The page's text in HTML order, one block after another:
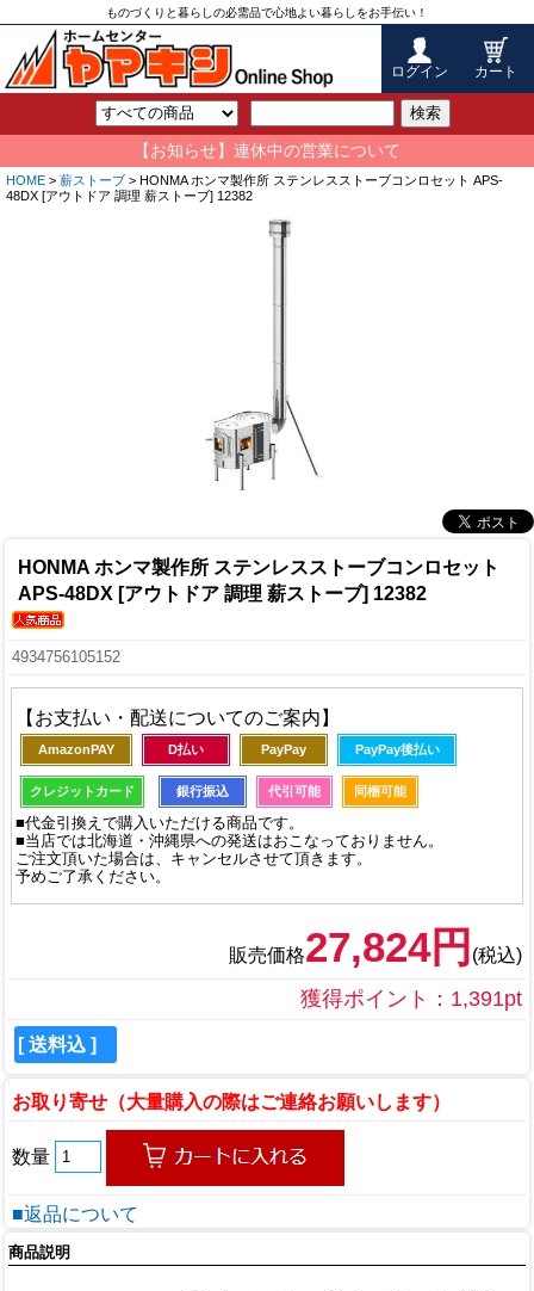
ものづくりと暮らしの必需品で心地よい暮らしをお手伝い！
ログイン カート
検索
【お知らせ】連休中の営業について
HOME > 薪ストーブ > HONMA ホンマ製作所 ステンレスストーブコンロセット APS-
48DX [アウトドア 調理 薪ストーブ] 12382
HONMA ホンマ製作所 ステンレスストーブコンロセット
APS-48DX [アウトドア 調理 薪ストーブ] 12382
4934756105152
【お支払い・配送についてのご案内】
AmazonPAY D払い PayPay PayPay後払い
クレジットカード 銀行振込 代引可能 同梱可能
■代金引換えで購入いただける商品です。
■当店では北海道・沖縄県への発送はおこなっておりません。
ご注文頂いた場合は、キャンセルさせて頂きます。
予めご了承ください。
販売価格27,824円 (税込)
獲得ポイント：1,391pt
[ 送料込 ]
お取り寄せ（大量購入の際はご連絡お願いします）
数量
■返品について
商品説明